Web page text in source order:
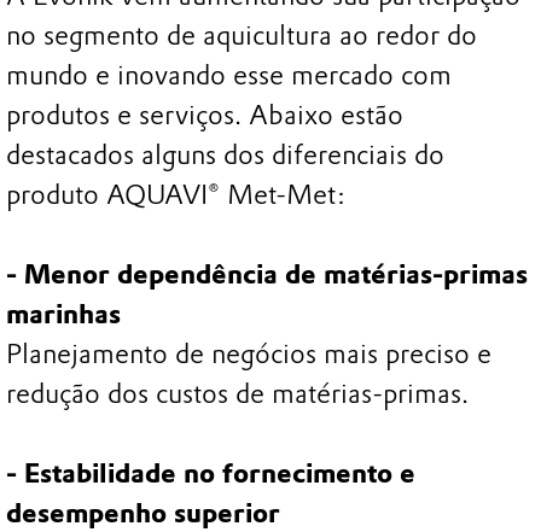
no segmento de aquicultura ao redor do
mundo e inovando esse mercado com
produtos e serviços. Abaixo estão
destacados alguns dos diferenciais do
produto AQUAVI® Met-Met:
- Menor dependência de matérias-primas
marinhas
Planejamento de negócios mais preciso e
redução dos custos de matérias-primas.
- Estabilidade no fornecimento e
desempenho superior